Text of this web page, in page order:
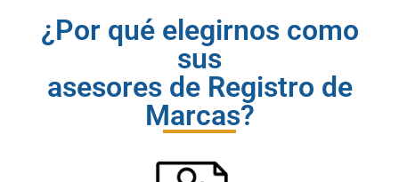
¿Por qué elegirnos como
sus
asesores de Registro de
Marcas?